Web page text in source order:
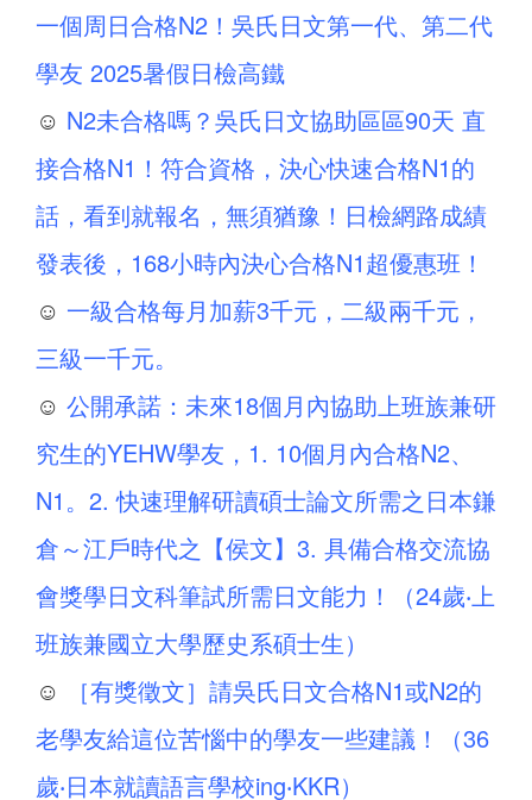
一個周日合格N2！吳氏日文第一代、第二代
學友 2025暑假日檢高鐵
☺ N2未合格嗎？吳氏日文協助區區90天 直
接合格N1！符合資格，決心快速合格N1的
話，看到就報名，無須猶豫！日檢網路成績
發表後，168小時內決心合格N1超優惠班！
☺ 一級合格每月加薪3千元，二級兩千元，
三級一千元。
☺ 公開承諾：未來18個月內協助上班族兼研
究生的YEHW學友，1. 10個月內合格N2、
N1。2. 快速理解研讀碩士論文所需之日本鎌
倉～江戶時代之【侯文】3. 具備合格交流協
會獎學日文科筆試所需日文能力！（24歲‧上
班族兼國立大學歷史系碩士生）
☺
［有獎徵文］請吳氏日文合格N1或N2的
老學友給這位苦惱中的學友一些建議！（36
歲‧日本就讀語言學校ing‧KKR）